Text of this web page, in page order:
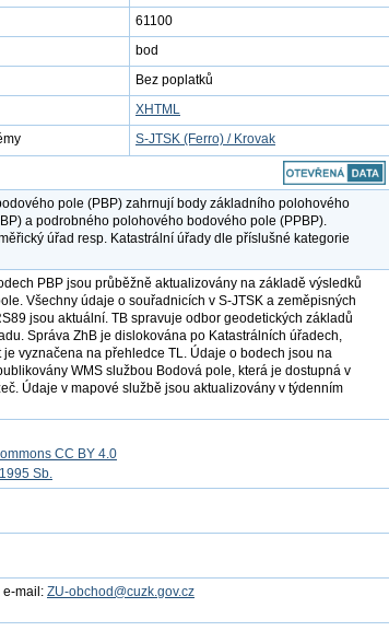
61100
bod
Bez poplatků
XHTML
S-JTSK (Ferro) / Krovak
pole (PBP) zahrnují body základního polohového
a podrobného polohového bodového pole (PPBP).
úřad resp. Katastrální úřady dle příslušné kategorie
PBP jsou průběžně aktualizovány na základě výsledků
Všechny údaje o souřadnicích v S-JTSK a zeměpisných
jsou aktuální. TB spravuje odbor geodetických základů
Správa ZhB je dislokována po Katastrálních úřadech,
vyznačena na přehledce TL. Údaje o bodech jsou na
WMS službou Bodová pole, která je dostupná v
Údaje v mapové službě jsou aktualizovány v týdenním
CC BY 4.0
Sb.
e-mail: ZU-obchod@cuzk.gov.cz